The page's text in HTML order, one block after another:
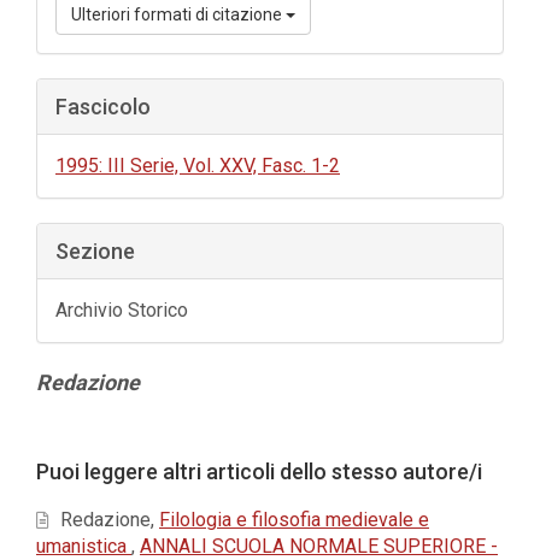
Ulteriori formati di citazione
Fascicolo
1995: III Serie, Vol. XXV, Fasc. 1-2
Sezione
Archivio Storico
Contenuto
Redazione
dell'articolo
Puoi leggere altri articoli dello stesso autore/i
Redazione, Filologia e filosofia medievale e
umanistica , ANNALI SCUOLA NORMALE SUPERIORE -